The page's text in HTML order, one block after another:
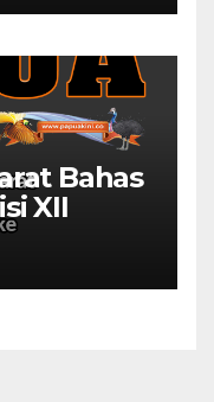
Bahas
XII